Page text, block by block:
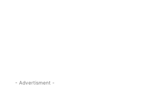
- Advertisment -